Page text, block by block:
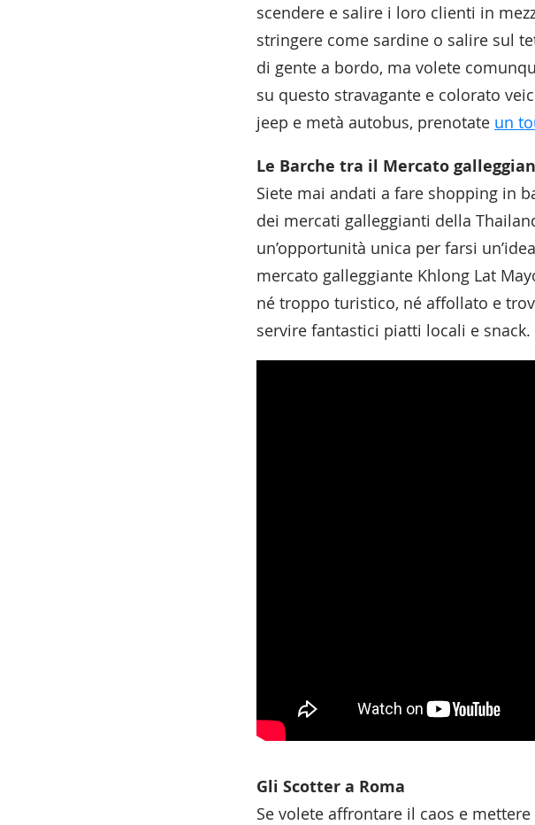
scendere e salire i loro clienti in
stringere come sardine o salire sul
di gente a bordo, ma volete
su questo stravagante e colorato
jeep e metà autobus, prenotate un
Le Barche tra il Mercato
Siete mai andati a fare shopping in
dei mercati galleggianti della
un’opportunità unica per farsi
mercato galleggiante Khlong Lat
né troppo turistico, né affollato e
servire fantastici piatti locali e snack.
Gli Scotter a Roma
Se volete affrontare il caos e